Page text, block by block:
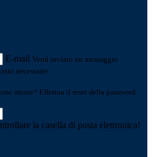
E-mail Verrà inviato un messaggio
necessarie.
utente? Effettua il reset della password
la casella di posta elettronica!